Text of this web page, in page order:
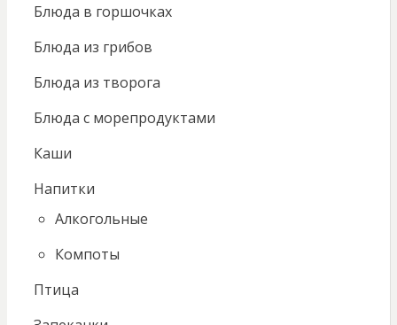
Блюда в горшочках
Блюда из грибов
Блюда из творога
Блюда с морепродуктами
Каши
Напитки
Алкогольные
Компоты
Птица